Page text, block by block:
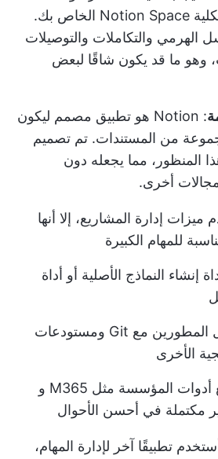
والطاقة في إعداد هيكلية Notion Space الخاص بك.
الهرمي والتكاملات والتوصيلات
وهو ما قد يكون شاقًا لبعض
: Notion هو تطبيق مصمم ليكون
من المستندات. تم تصميم
المنظور، مما يجعله دون
أخرى.
إدارة المشاريع، إلا أنها
للمهام الكبيرة
إنشاء النماذج الأصلية أو أداة
يفتقر إلى تكامل المطورين مع Git ومستودعات
الأخرى
مع أدوات المؤسسة مثل M365 و
تطبيقًا آخر لإدارة المهام،